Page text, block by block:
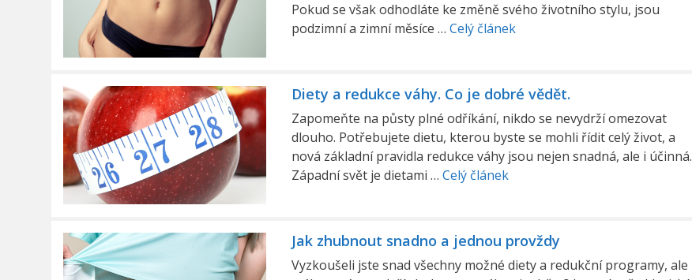
Pokud se však odhodláte ke změně svého životního stylu, jsou
podzimní a zimní měsíce … Celý článek
Diety a redukce váhy. Co je dobré vědět.
Zapomeňte na půsty plné odříkání, nikdo se nevydrží omezovat
dlouho. Potřebujete dietu, kterou byste se mohli řídit celý život, a
nová základní pravidla redukce váhy jsou nejen snadná, ale i účinná.
Západní svět je dietami … Celý článek
Jak zhubnout snadno a jednou provždy
Vyzkoušeli jste snad všechny možné diety a redukční programy, ale